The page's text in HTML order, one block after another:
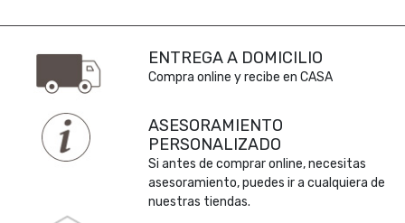
ENTREGA A DOMICILIO
Compra online y recibe en CASA
ASESORAMIENTO
PERSONALIZADO
Si antes de comprar online, necesitas
asesoramiento, puedes ir a cualquiera de
nuestras tiendas.